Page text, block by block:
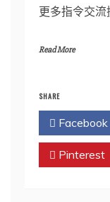
更多指令交
Read More
SHARE
Facebook
Pinterest